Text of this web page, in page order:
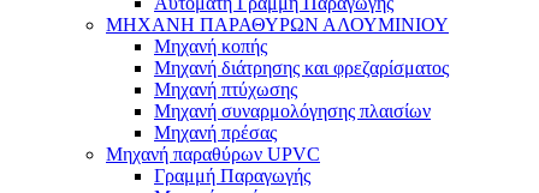
ΜΗΧΑΝΗ ΠΑΡΑΘΥΡΩΝ ΑΛΟΥΜΙΝΙΟΥ
Μηχανή κοπής
Μηχανή διάτρησης και φρεζαρίσματος
Μηχανή πτύχωσης
Μηχανή συναρμολόγησης πλαισίων
Μηχανή πρέσας
Μηχανή παραθύρων UPVC
Γραμμή Παραγωγής